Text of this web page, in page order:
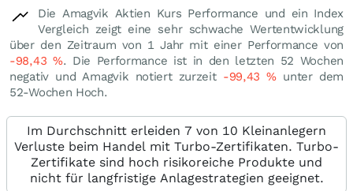
Die Amagvik Aktien Kurs Performance und ein Index
Vergleich zeigt eine sehr schwache Wertentwicklung
über den Zeitraum von 1 Jahr mit einer Performance von
-98,43 %. Die Performance ist in den letzten 52 Wochen
negativ und Amagvik notiert zurzeit -99,43%unter dem
52-Wochen Hoch.
Im Durchschnitt erleiden 7 von 10 Kleinanlegern
Verluste beim Handel mit Turbo-Zertifikaten. Turbo-
Zertifikate sind hoch risikoreiche Produkte und
nicht für langfristige Anlagestrategien geeignet.